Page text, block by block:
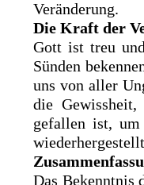
Veränderung.
Die Kraft der
Gott ist treu
Sünden
uns von aller
die
gefallen ist,
Das Bekenntnis